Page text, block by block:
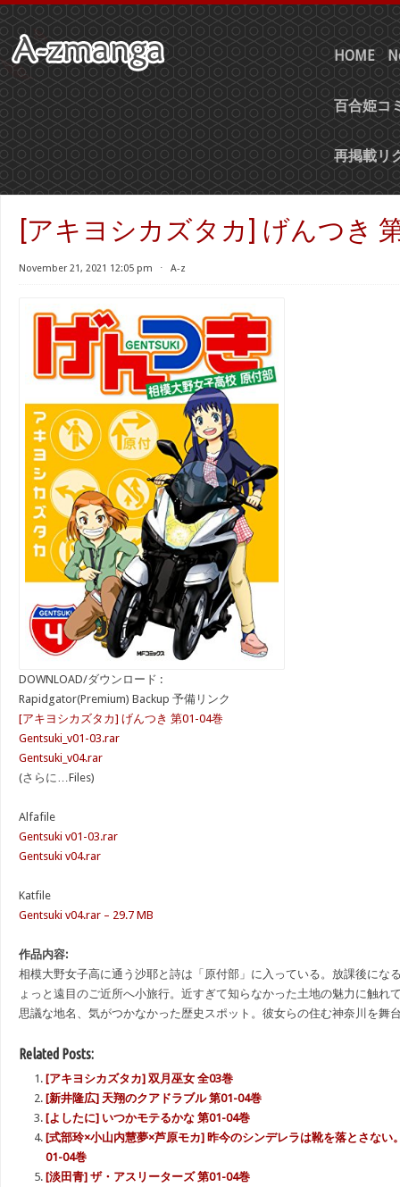
HOME
百合姫コ
再掲載リ
[アキヨシカズタカ] げんつき
November 21, 2021 12:05 pm ⋅ A-z
DOWNLOAD/ダウンロード :
Rapidgator(Premium) Backup 予備リンク
[アキヨシカズタカ] げんつき 第01-04巻
Gentsuki_v01-03.rar
Gentsuki_v04.rar
(さらに…Files)
Alfafile
Gentsuki v01-03.rar
Gentsuki v04.rar
Katfile
Gentsuki v04.rar – 29.7 MB
作品内容:
相模大野女子高に通う沙耶と詩は「原付部」に入っている。放課後にな
ょっと遠目のご近所へ小旅行。近すぎて知らなかった土地の魅力に触れ
思議な地名、気がつかなかった歴史スポット。彼女らの住む神奈川を舞
Related Posts:
[アキヨシカズタカ] 双月巫女 全03巻
[新井隆広] 天翔のクアドラブル 第01-04巻
[よしたに] いつかモテるかな 第01-04巻
[式部玲×小山内慧夢×芦原モカ] 昨今のシンデレラは靴を落とさな
01-04巻
[淡田青] ザ・アスリーターズ 第01-04巻